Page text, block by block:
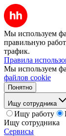
Мы используем
правильную
трафик.
Правила
Мы используем
файлов cookie
Понятно
Ищу сотрудника
Ищу работу
Ищу сотрудника
Сервисы